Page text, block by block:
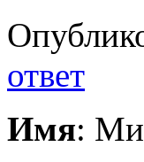
ответ
Имя: